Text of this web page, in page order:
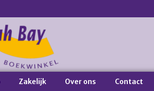
Zakelijk Over ons Contact